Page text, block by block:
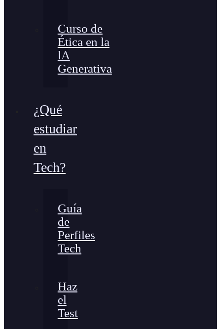
Curso de
Ética en la
lA
Generativa
¿Qué
estudiar
en
Tech?
Guía
de
Perfiles
Tech
Haz
el
Test